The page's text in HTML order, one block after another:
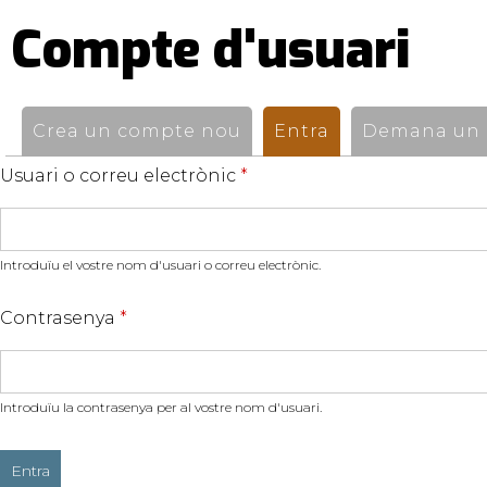
Compte d'usuari
Pestanyes
primàries
Crea un compte nou Entra (pestanya
Demana
Usuari o correu electrònic *
Introduïu el vostre nom d'usuari o correu electrònic.
Contrasenya *
Introduïu la contrasenya per al vostre nom d'usuari.